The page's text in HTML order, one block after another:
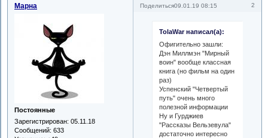
Поделиться 2
09.01.19 08:15
Марна
Постоянные
Зарегистрирован: 05.11.18
Сообщений: 633
TolaWar написал(а):
Офигительно зашли:
Дэн Миллмэн "Мирный
воин" вообще классная
книга (но фильм на один
раз)
Успенский "Четвертый
путь" очень много
полезной информации
Ну и Гурджиев
"Рассказы Вельзевула"
достаточно интересно